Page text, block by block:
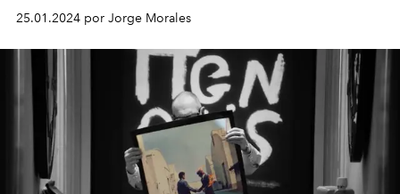
25.01.2024 por Jorge Morales